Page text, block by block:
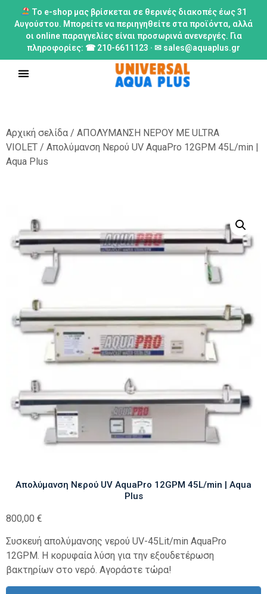
Το e-shop μας βρίσκεται σε θερινές διακοπές έως 31
Αυγούστου. Μπορείτε να περιηγηθείτε στα προϊόντα, αλλά
οι online παραγγελίες είναι προσωρινά ανενεργές. Για
πληροφορίες: ☎ 210-6611123 · ✉ sales@aquaplus.gr
Αρχική σελίδα / ΑΠΟΛΥΜΑΝΣΗ ΝΕΡΟΥ ΜΕ ULTRA
VIOLET / Απολύμανση Νερού UV AquaPro 12GPM 45L/min |
Aqua Plus
Απολύμανση Νερού UV AquaPro 12GPM 45L/min | Aqua
Plus
800,00 €
Συσκευή απολύμανσης νερού UV-45Lit/min AquaPro
12GPM. Η κορυφαία λύση για την εξουδετέρωση
βακτηρίων στο νερό. Αγοράστε τώρα!